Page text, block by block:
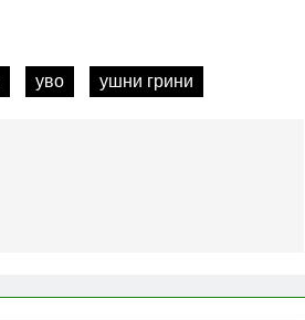
уво ушни грини